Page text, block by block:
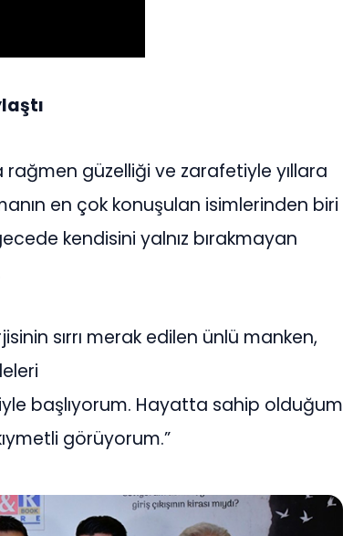
rağmen güzelliği ve zarafetiyle yıllara
en çok konuşulan isimlerinden biri
kendisini yalnız bırakmayan
sırrı merak edilen ünlü manken,
başlıyorum. Hayatta sahip olduğum
görüyorum.”